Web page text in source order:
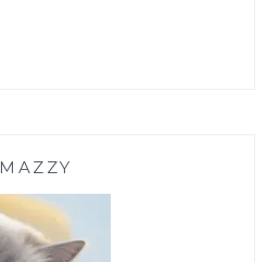
MAZZY